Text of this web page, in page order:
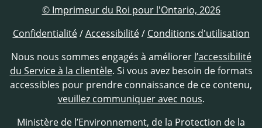
© Imprimeur du Roi pour l'Ontario, 2026
Confidentialité/Accessibilité/ Conditions d'utilisation
Nous nous sommes engagés à améliorer l’accessibilité
du Service à la clientèle. Si vous avez besoin de formats
accessibles pour prendre connaissance de ce contenu,
veuillez communiquer avec nous.
Ministère de l’Environnement, de la Protection de la